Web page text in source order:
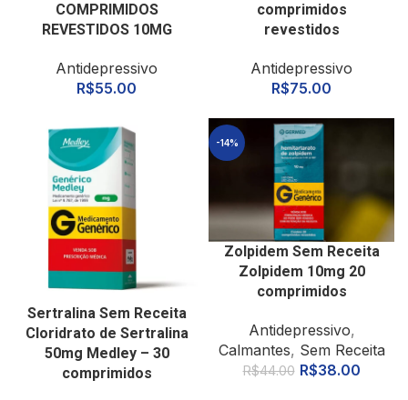
COMPRIMIDOS
REVESTIDOS 10MG
Antidepressivo
R$55.00
comprimidos
revestidos
Antidepressivo
R$75.00
Sertralina Sem Receita
Cloridrato de Sertralina
50mg Medley – 30
comprimidos
-14%
Zolpidem Sem Receita
Zolpidem 10mg 20
comprimidos
Antidepressivo,
Calmantes, Sem Receita
R$44.00 R$38.00